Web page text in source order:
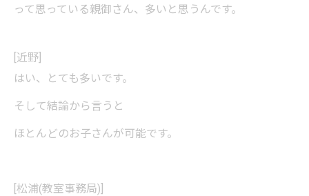
って思っている親御さん、多いと思うんです。
[近野]
はい、とても多いです。
そして結論から言うと
ほとんどのお子さんが可能です。
[松浦(教室事務局)]